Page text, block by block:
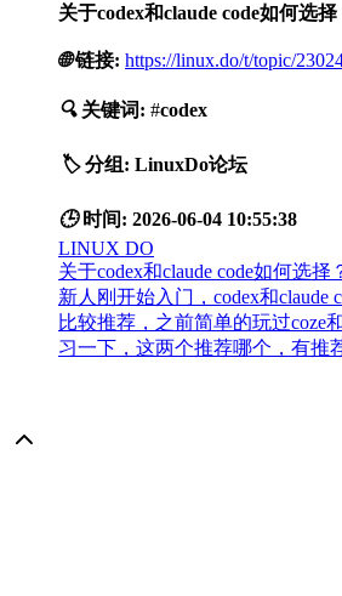
关于codex和claude code如何选择
🌐 链接: https://linux.do/t/topic/
🔍 关键词: #codex
🏷️ 分组: LinuxDo论坛
🕒 时间: 2026-06-04 10:55:38
LINUX DO
关于codex和claude code如何选择
新人刚开始入门，codex和claude
比较推荐，之前简单的玩过coze
习一下，这两个推荐哪个，有推